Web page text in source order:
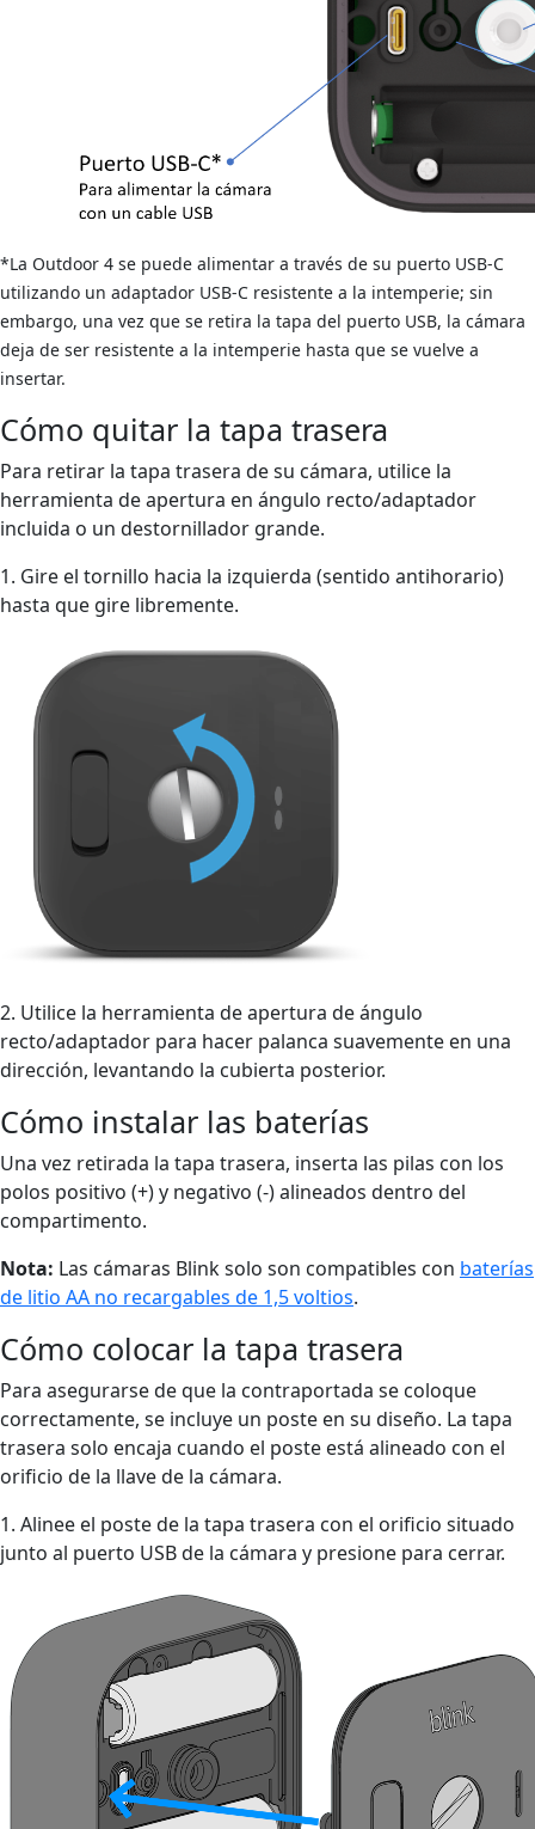
*La Outdoor 4 se puede alimentar a través de su puerto USB-C
utilizando un adaptador USB-C resistente a la intemperie; sin
embargo, una vez que se retira la tapa del puerto USB, la cámara
deja de ser resistente a la intemperie hasta que se vuelve a
insertar.
Cómo quitar la tapa trasera
Para retirar la tapa trasera de su cámara, utilice la
herramienta de apertura en ángulo recto/adaptador
incluida o un destornillador grande.
1. Gire el tornillo hacia la izquierda (sentido antihorario)
hasta que gire libremente.
2. Utilice la herramienta de apertura de ángulo
recto/adaptador para hacer palanca suavemente en una
dirección, levantando la cubierta posterior.
Cómo instalar las baterías
Una vez retirada la tapa trasera, inserta las pilas con los
polos positivo (+) y negativo (-) alineados dentro del
compartimento.
Nota: Las cámaras Blink solo son compatibles con baterías
de litio AA no recargables de 1,5 voltios.
Cómo colocar la tapa trasera
Para asegurarse de que la contraportada se coloque
correctamente, se incluye un poste en su diseño. La tapa
trasera solo encaja cuando el poste está alineado con el
orificio de la llave de la cámara.
1. Alinee el poste de la tapa trasera con el orificio situado
junto al puerto USB de la cámara y presione para cerrar.